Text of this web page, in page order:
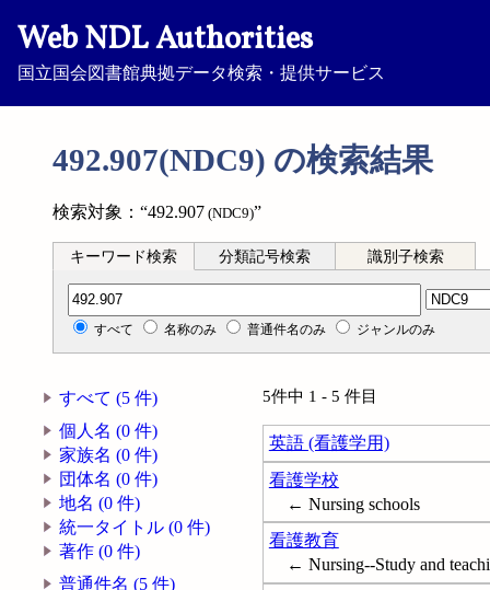
Web NDL Authorities
国立国会図書館典拠データ検索・提供サービス
492.907(NDC9) の検索結果
検索対象：“492.907 (NDC9)”
キーワード検索 分類記号検索 識別子検索
分類記号検索
すべて 名称のみ 普通件名のみ ジャンルのみ
すべて (5 件)
個人名 (0 件)
家族名 (0 件)
団体名 (0 件)
地名 (0 件)
統一タイトル (0 件)
著作 (0 件)
普通件名 (5 件)
5件中 1 - 5 件目
英語 (看護学用)
看護学校
← Nursing schools
看護教育
← Nursing--Study and